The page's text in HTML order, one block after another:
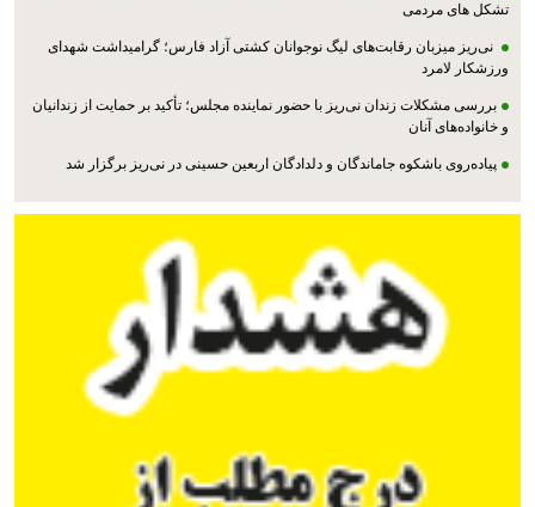
تشکل های مردمی
نی‌ریز میزبان رقابت‌های لیگ نوجوانان کشتی آزاد فارس؛ گرامیداشت شهدای
ورزشکار لامرد
بررسی مشکلات زندان نی‌ریز با حضور نماینده مجلس؛ تأکید بر حمایت از زندانیان
و خانواده‌های آنان
پیاده‌روی باشکوه جاماندگان و دلدادگان اربعین حسینی در نی‌ریز برگزار شد